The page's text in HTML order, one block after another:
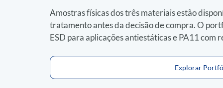
Amostras físicas dos três materiais estão
tratamento antes da decisão de compra. O
ESD para aplicações antiestáticas e PA11
Explorar